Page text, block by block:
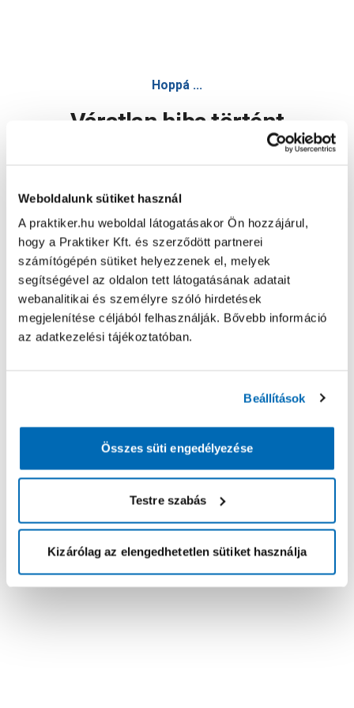
Weboldalunk sütiket használ
A praktiker.hu weboldal látogatásakor Ön hozzájárul,
hogy a Praktiker Kft. és szerződött partnerei
számítógépén sütiket helyezzenek el, melyek
segítségével az oldalon tett látogatásának adatait
webanalitikai és személyre szóló hirdetések
megjelenítése céljából felhasználják. Bővebb információ
az adatkezelési tájékoztatóban.
Beállítások
Összes süti engedélyezése
Testre szabás
Kizárólag az elengedhetetlen sütiket használja
Hoppá ...
Váratlan hiba történt
Oldal újratöltése